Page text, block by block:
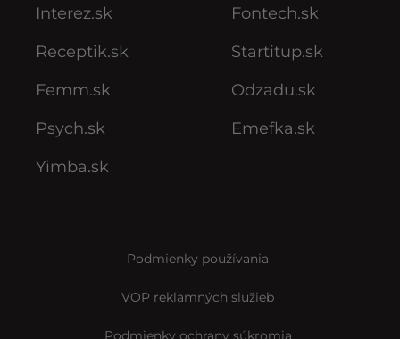
Interez.sk
Receptik.sk
Femm.sk
Psych.sk
Yimba.sk
Fontech.sk
Startitup.sk
Odzadu.sk
Emefka.sk
Podmienky používania
VOP reklamných služieb
Podmienky ochrany súkromia